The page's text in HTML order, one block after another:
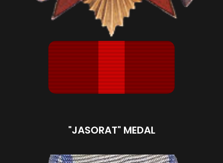
"JASORAT" MEDAL